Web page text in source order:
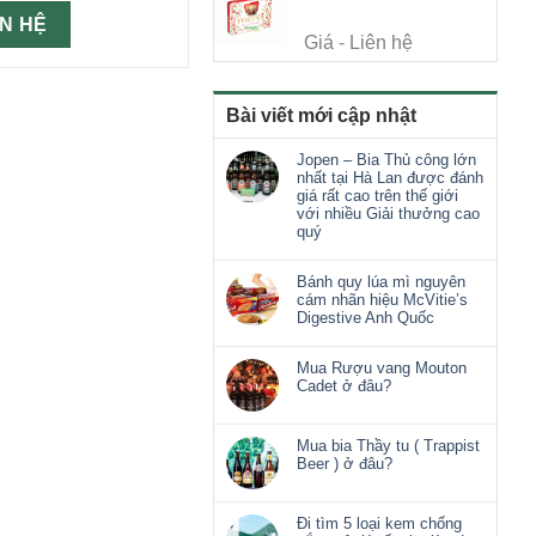
Giá - Liên hệ
Bài viết mới cập nhật
Jopen – Bia Thủ công lớn
nhất tại Hà Lan được đánh
giá rất cao trên thế giới
với nhiều Giải thưởng cao
quý
Bánh quy lúa mì nguyên
cám nhãn hiệu McVitie’s
Digestive Anh Quốc
Mua Rượu vang Mouton
Cadet ở đâu?
Mua bia Thầy tu ( Trappist
Beer ) ở đâu?
Đi tìm 5 loại kem chống
HỆ